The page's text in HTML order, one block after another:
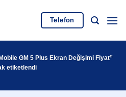
Telefon
GM 5 Plus Ekran Değişimi Fiyat”
etiketlendi